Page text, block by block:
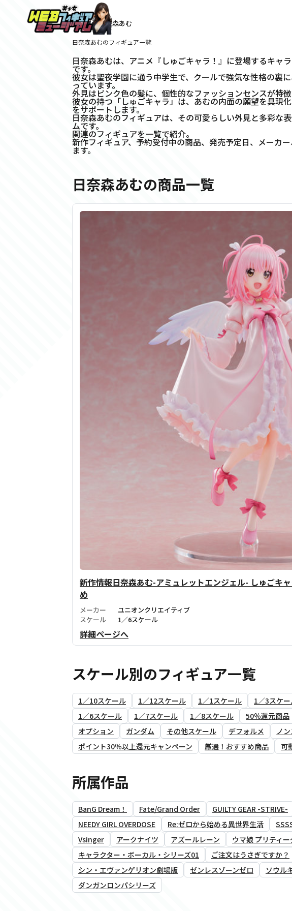
ホーム>日奈森あむ
日奈森あむのフィギュア一覧
日奈森あむは、アニメ『しゅごキャラ！』に登場するキャ
です。
彼女は聖夜学園に通う中学生で、クールで強気な性格の裏
っています。
外見はピンク色の髪に、個性的なファッションセンスが特徴
彼女の持つ「しゅごキャラ」は、あむの内面の願望を具現
をサポートします。
日奈森あむのフィギュアは、その可愛らしい外見と多彩な
ムです。
関連のフィギュアを一覧で紹介。
新作フィギュア、予約受付中の商品、発売予定日、メーカ
ます。
日奈森あむの商品一覧
新作情報日奈森あむ-アミュレットエンジェル- しゅごキ
め
メーカー
ユニオンクリエイティブ
スケール
1／6スケール
詳細ページへ
スケール別のフィギュア一覧
1／10スケール 1／12スケール 1／1スケール 1／3スケ
1／6スケール
1／7スケール 1／8スケール 50％還元商品
オプション
ガンダム その他スケール デフォルメ
ノ
ポイント30％以上還元キャンペーン
厳選！おすすめ商品 可
所属作品
BanG Dream！ Fate/Grand Order GUILTY GEAR -STRIVE-
NEEDY GIRL OVERDOSE
Re:ゼロから始める異世界生活
Vsinger
アークナイツ アズールレーン
ウマ娘 プリティ
キャラクター・ボーカル・シリーズ01
ご注文はうさぎですか？
シン・エヴァンゲリオン劇場版
ゼンレスゾーンゼロ ソウル
ダンガンロンパシリーズ